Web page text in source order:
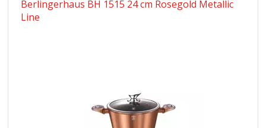
Berlingerhaus BH 1515 24 cm Rosegold Metallic
Line